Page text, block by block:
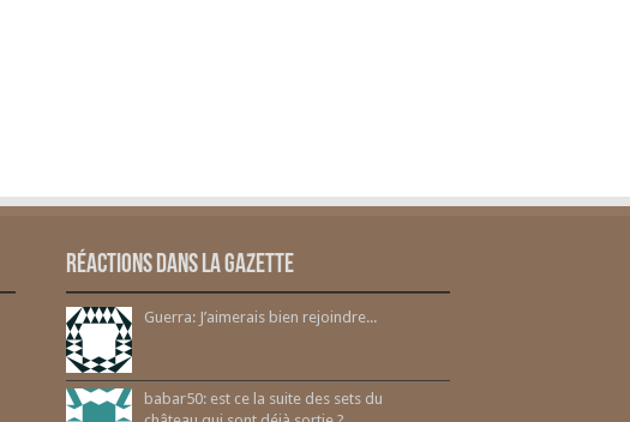
Réactions dans la gazette
Guerra: J’aimerais bien rejoindre...
babar50: est ce la suite des sets du